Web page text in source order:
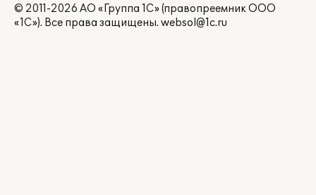
© 2011-2026 АО «Группа 1С» (правопреемник ООО
«1С»). Все права защищены. websol@1c.ru